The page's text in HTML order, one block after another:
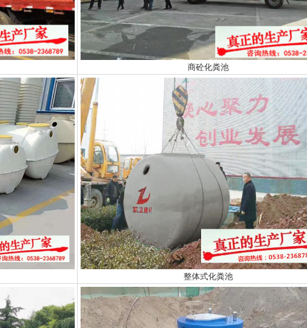
商砼化粪池
整体式化粪池